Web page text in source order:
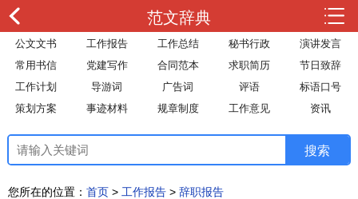
范文辞典
公文文书 工作报告 工作总结 秘书行政
演讲发言
常用书信
党建写作 合同范本 求职简历
节日致辞
工作计划
导游词 广告词 评语
标语口号
策划方案
事迹材料 规章制度 工作意见 资讯
您所在的位置： 首页 > 工作报告 > 辞职报告